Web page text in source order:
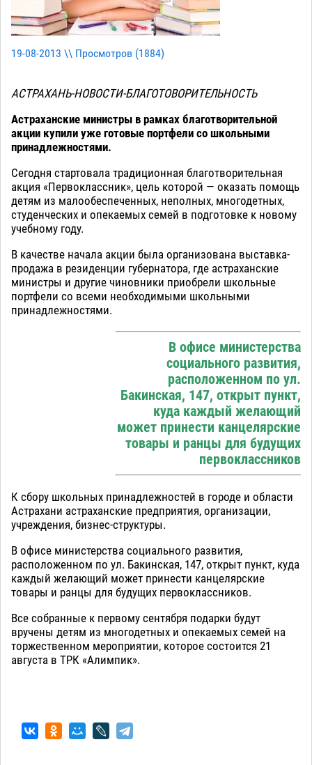
19-08-2013 \\ Просмотров (1884)
АСТРАХАНЬ-НОВОСТИ-БЛАГОТОВОРИТЕЛЬНОСТЬ
Астраханские министры в рамках благотворительной
акции купили уже готовые портфели со школьными
принадлежностями.
Сегодня стартовала традиционная благотворительная
акция «Первоклассник», цель которой — оказать помощь
детям из малообеспеченных, неполных, многодетных,
студенческих и опекаемых семей в подготовке к новому
учебному году.
В качестве начала акции была организована выставка-
продажа в резиденции губернатора, где астраханские
министры и другие чиновники приобрели школьные
портфели со всеми необходимыми школьными
принадлежностями.
В офисе министерства
социального развития,
расположенном по ул.
Бакинская, 147, открыт пункт,
куда каждый желающий
может принести канцелярские
товары и ранцы для будущих
первоклассников
К сбору школьных принадлежностей в городе и области
Астрахани астраханские предприятия, организации,
учреждения, бизнес-структуры.
В офисе министерства социального развития,
расположенном по ул. Бакинская, 147, открыт пункт, куда
каждый желающий может принести канцелярские
товары и ранцы для будущих первоклассников.
Все собранные к первому сентября подарки будут
вручены детям из многодетных и опекаемых семей на
торжественном мероприятии, которое состоится 21
августа в ТРК «Алимпик».